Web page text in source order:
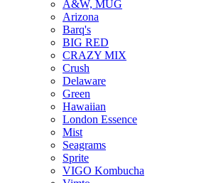
A&W, MUG
Arizona
Barq's
BIG RED
CRAZY MIX
Crush
Delaware
Green
Hawaiian
London Essence
Mist
Seagrams
Sprite
VIGO Kombucha